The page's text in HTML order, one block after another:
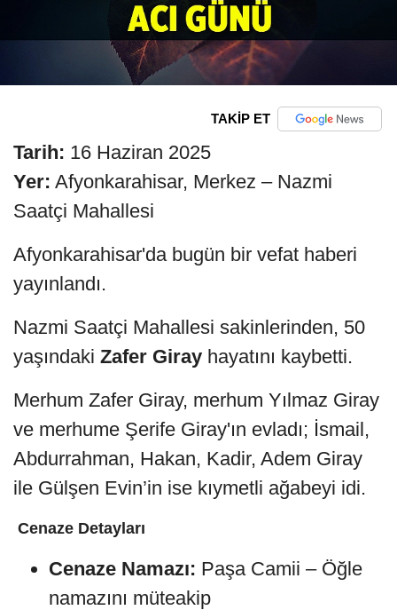
TAKİP ET
Tarih: 16 Haziran 2025
Yer: Afyonkarahisar, Merkez – Nazmi
Saatçi Mahallesi
Afyonkarahisar'da bugün bir vefat haberi
yayınlandı.
Nazmi Saatçi Mahallesi sakinlerinden, 50
yaşındaki Zafer Giray hayatını kaybetti.
Merhum Zafer Giray, merhum Yılmaz Giray
ve merhume Şerife Giray'ın evladı; İsmail,
Abdurrahman, Hakan, Kadir, Adem Giray
ile Gülşen Evin’in ise kıymetli ağabeyi idi.
Cenaze Detayları
Cenaze Namazı: Paşa Camii – Öğle
namazını müteakip